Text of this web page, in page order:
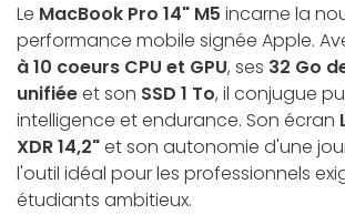
Le MacBook Pro 14" M5 incarne la
performance mobile signée Apple.
à 10 coeurs CPU et GPU, ses 32 Go
unifiéeet son SSD 1 To, il conjugue
intelligence et endurance. Son écran
XDR 14,2"et son autonomie d'une
l'outil idéal pour les professionnels
étudiants ambitieux.